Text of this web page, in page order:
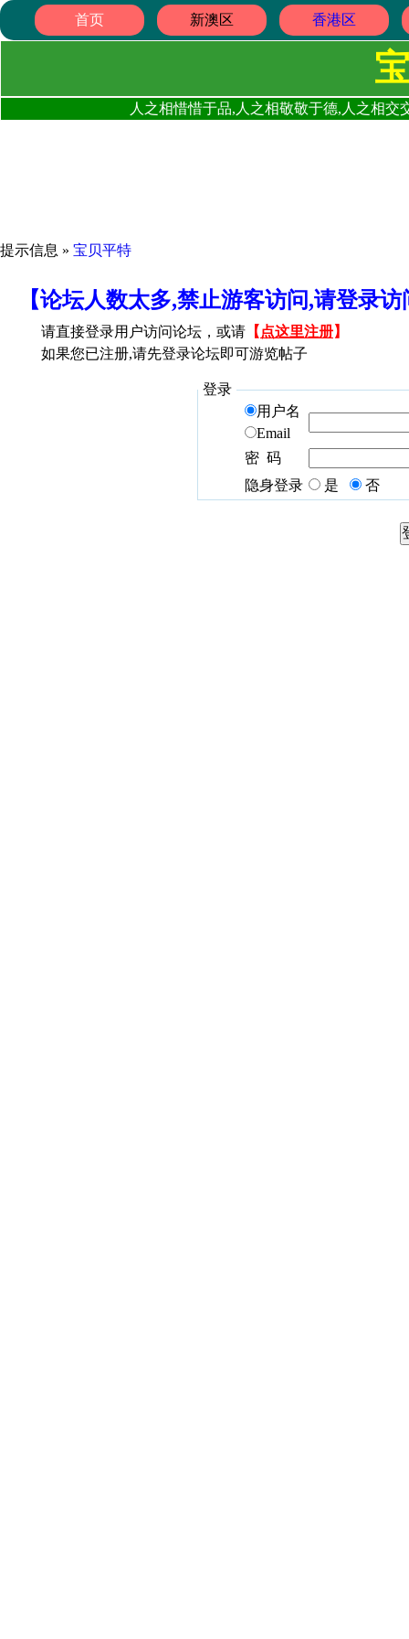
首页 新澳区 香港区
人之相惜惜于品,人之相敬敬于德,人之相
提示信息 » 宝贝平特
【论坛人数太多,禁止游客访问,请登录
请直接登录用户访问论坛，或请 【 点这里注册】
如果您已注册,请先登录论坛即可游览帖子
登录
用户名
Email
密 码
隐身登录
是 否